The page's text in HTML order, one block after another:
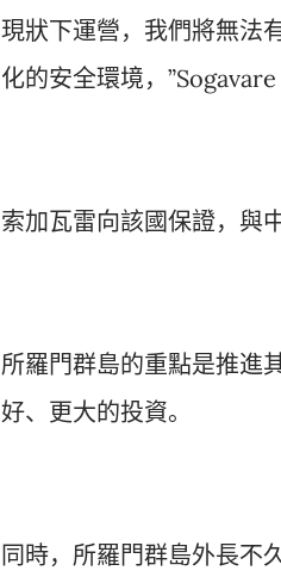
現狀下運營，我們將無法
化的安全環境，”Sogavare
索加瓦雷向該國保證，與
所羅門群島的重點是推進
好、更大的投資。
同時，所羅門群島外長不